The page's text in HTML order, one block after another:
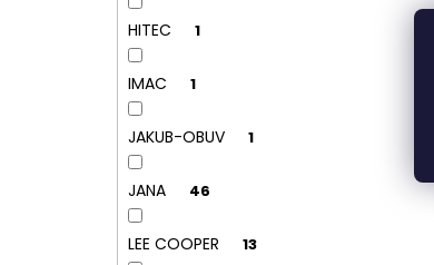
HITEC 1
IMAC 1
JAKUB-OBUV 1
JANA 46
LEE COOPER 13